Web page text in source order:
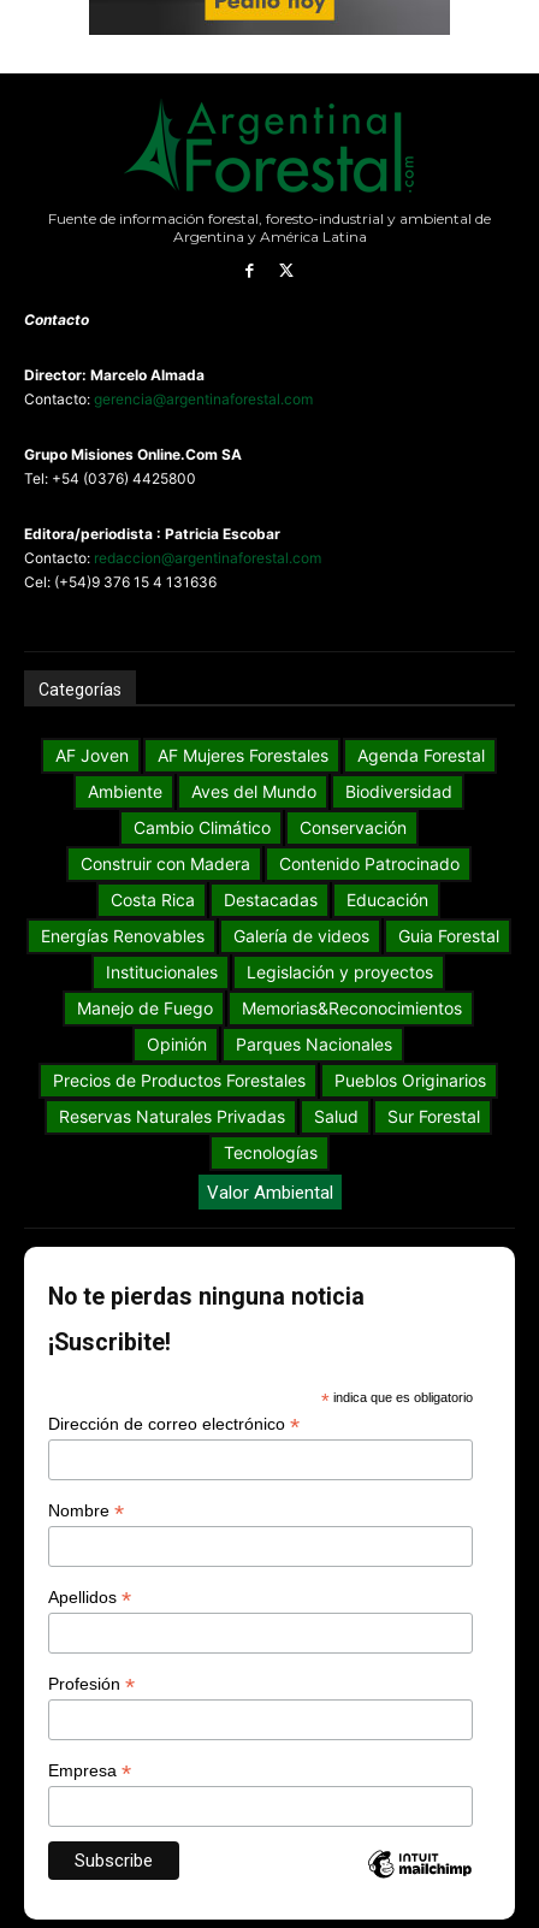
Fuente de información forestal, foresto-industrial y ambiental de
Argentina y América Latina
Contacto
Director: Marcelo Almada
Contacto: gerencia@argentinaforestal.com
Grupo Misiones Online.Com SA
Tel: +54 (0376) 4425800
Editora/periodista : Patricia Escobar
Contacto: redaccion@argentinaforestal.com
Cel: (+54)9 376 15 4 131636
Categorías
AF Joven AF Mujeres Forestales
Agenda Forestal
Ambiente
Aves del Mundo
Biodiversidad
Cambio Climático
Conservación
Construir con Madera
Contenido Patrocinado
Costa Rica
Destacadas
Educación
Energías Renovables
Galería de videos
Guia Forestal
Institucionales
Legislación y proyectos
Manejo de Fuego
Memorias&Reconocimientos
Opinión
Parques Nacionales
Precios de Productos Forestales
Pueblos Originarios
Reservas Naturales Privadas
Salud
Sur Forestal
Tecnologías
Valor Ambiental
No te pierdas ninguna noticia
¡Suscribite!
* indica que es obligatorio
Dirección de correo electrónico *
Nombre *
Apellidos *
Profesión *
Empresa *